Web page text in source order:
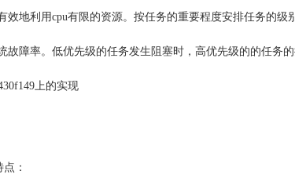
效地利用cpu有限的资源。按任务的重要程度安排任务的级
故障率。低优先级的任务发生阻塞时，高优先级的的任务的
上的实现
：